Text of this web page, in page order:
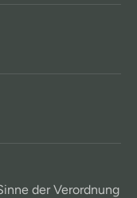
der Verordnung